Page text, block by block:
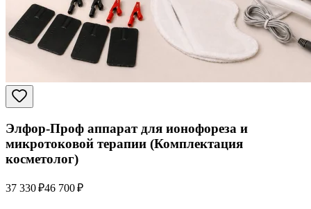
Элфор-Проф аппарат для ионофореза и
микротоковой терапии (Комплектация
косметолог)
37 330 ₽46 700 ₽